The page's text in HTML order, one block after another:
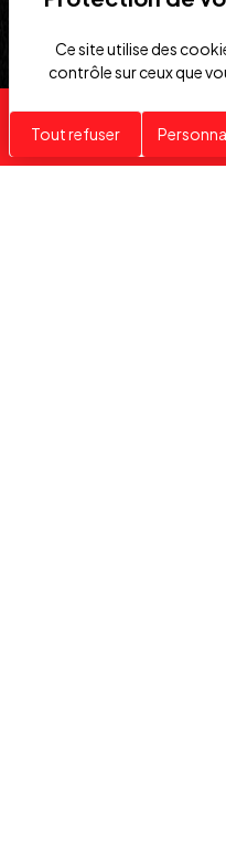
Recherche
CLEFS
EN MAIN
Ce site utilise des
contrôle sur ceux que
Tout refuser